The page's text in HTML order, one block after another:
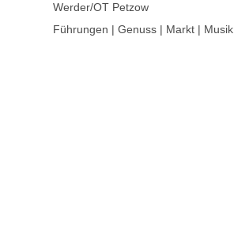
Werder/OT Petzow
Führungen | Genuss | Markt | Musik